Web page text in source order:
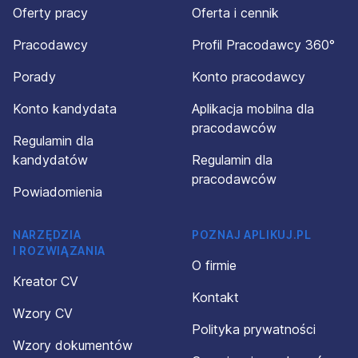
Oferty pracy
Pracodawcy
Porady
Konto kandydata
Regulamin dla
kandydatów
Powiadomienia
Oferta i cennik
Profil Pracodawcy 360°
Konto pracodawcy
Aplikacja mobilna dla
pracodawców
Regulamin dla
pracodawców
NARZĘDZIA
I ROZWIĄZANIA
Kreator CV
Wzory CV
Wzory dokumentów
POZNAJ APLIKUJ.PL
O firmie
Kontakt
Polityka prywatności